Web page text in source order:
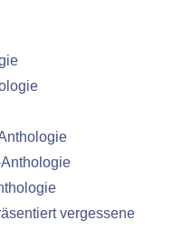
vergessene